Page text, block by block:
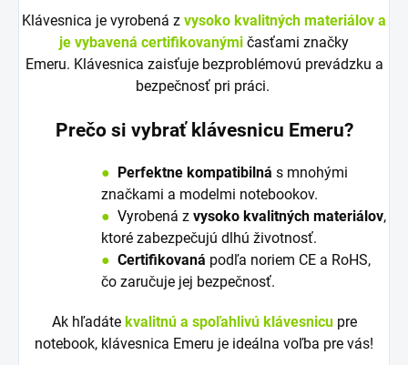
Klávesnica je vyrobená z vysoko kvalitných materiálov a
je vybavená certifikovanými časťami značky
Emeru. Klávesnica zaisťuje bezproblémovú prevádzku a
bezpečnosť pri práci.
Prečo si vybrať klávesnicu Emeru?
● Perfektne kompatibilná s mnohými
značkami a modelmi notebookov.
● Vyrobená z vysoko kvalitných materiálov,
ktoré zabezpečujú dlhú životnosť.
● Certifikovaná podľa noriem CE a RoHS,
čo zaručuje jej bezpečnosť.
Ak hľadáte kvalitnú a spoľahlivú klávesnicu pre
notebook, klávesnica Emeru je ideálna voľba pre vás!